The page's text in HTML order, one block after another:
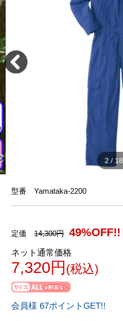
2 / 18
型番Yamataka-2200
定価14,300円 49%OFF!!
ネット通常価格
7,320円 (税込)
会員様 67ポイントGET!!